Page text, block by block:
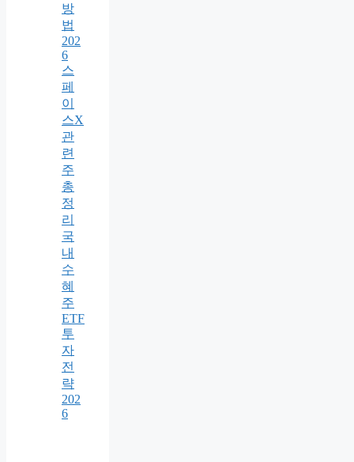
방
법
202
6
스
페
이
스X
관
련
주
총
정
리
국
내
수
혜
주
ETF
투
자
전
략
202
6